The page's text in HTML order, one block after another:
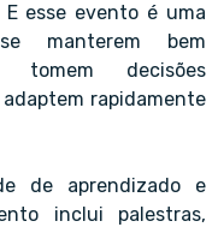
esse evento é uma
manterem bem
tomem decisões
rapidamente
de aprendizado e
inclui palestras,